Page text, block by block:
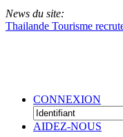
News du site:
Thailande Tourisme
CONNEXION
AIDEZ-NOUS